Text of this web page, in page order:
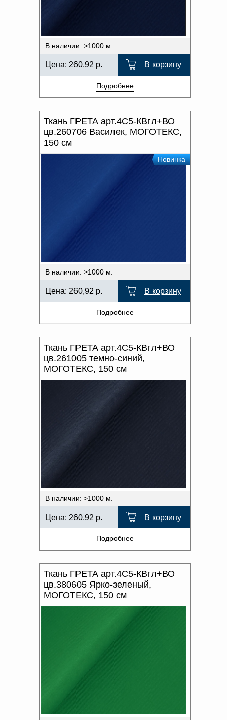
В наличии: >1000 м.
Цена: 260,92 р. В корзину
Подробнее
Ткань ГРЕТА арт.4С5-КВгл+ВО
цв.260706 Василек, МОГОТЕКС,
150 см
Новинка
В наличии: >1000 м.
Цена: 260,92 р. В корзину
Подробнее
Ткань ГРЕТА арт.4С5-КВгл+ВО
цв.261005 темно-синий,
МОГОТЕКС, 150 см
В наличии: >1000 м.
Цена: 260,92 р. В корзину
Подробнее
Ткань ГРЕТА арт.4С5-КВгл+ВО
цв.380605 Ярко-зеленый,
МОГОТЕКС, 150 см